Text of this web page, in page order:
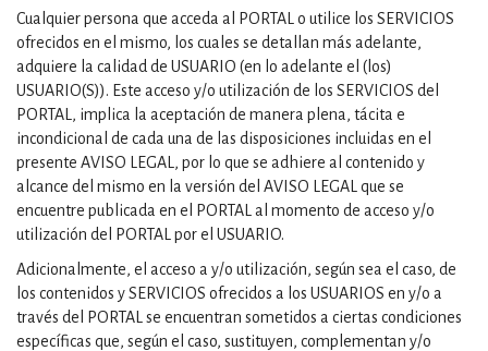
Cualquier persona que acceda al PORTAL o utilice los SERVICIOS
ofrecidos en el mismo, los cuales se detallan más adelante,
adquiere la calidad de USUARIO (en lo adelante el (los)
USUARIO(S)). Este acceso y/o utilización de los SERVICIOS del
PORTAL, implica la aceptación de manera plena, tácita e
incondicional de cada una de las disposiciones incluidas en el
presente AVISO LEGAL, por lo que se adhiere al contenido y
alcance del mismo en la versión del AVISO LEGAL que se
encuentre publicada en el PORTAL al momento de acceso y/o
utilización del PORTAL por el USUARIO.
Adicionalmente, el acceso a y/o utilización, según sea el caso, de
los contenidos y SERVICIOS ofrecidos a los USUARIOS en y/o a
través del PORTAL se encuentran sometidos a ciertas condiciones
específicas que, según el caso, sustituyen, complementan y/o